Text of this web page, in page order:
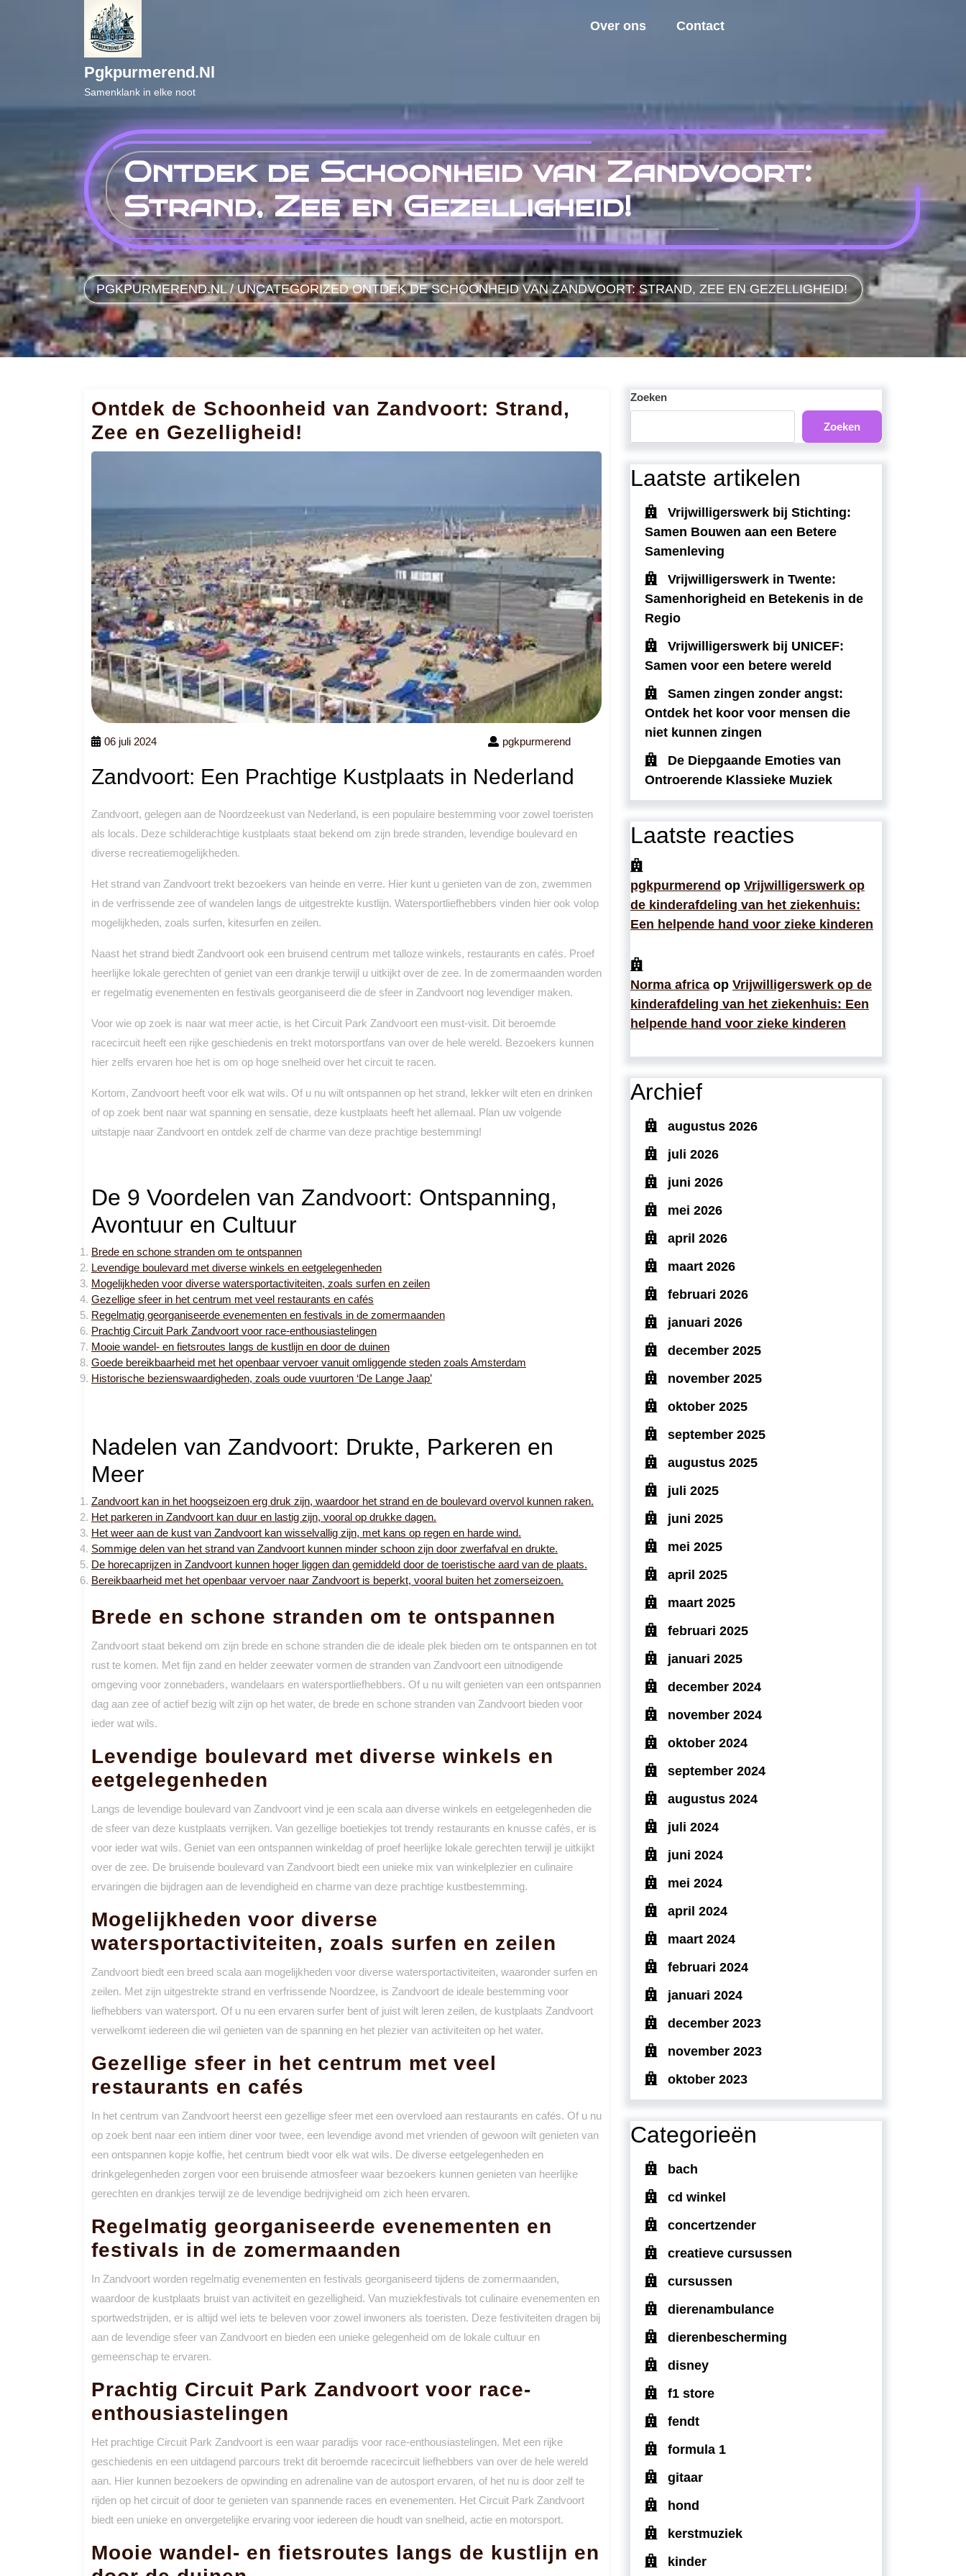
Pgkpurmerend.nl
Samenklank in elke noot
Over ons Contact
Ontdek de Schoonheid van Zandvoort:
Strand, Zee en Gezelligheid!
PGKPURMEREND.NL /UNCATEGORIZEDONTDEK DE SCHOONHEID VAN ZANDVOORT: STRAND, ZEE EN GEZELLIGHEID!
Ontdek de Schoonheid van Zandvoort: Strand,
Zee en Gezelligheid!
06 juli 2024 pgkpurmerend
Zandvoort: Een Prachtige Kustplaats in Nederland
Zandvoort, gelegen aan de Noordzeekust van Nederland, is een populaire bestemming voor zowel toeristen
als locals. Deze schilderachtige kustplaats staat bekend om zijn brede stranden, levendige boulevard en
diverse recreatiemogelijkheden.
Het strand van Zandvoort trekt bezoekers van heinde en verre. Hier kunt u genieten van de zon, zwemmen
in de verfrissende zee of wandelen langs de uitgestrekte kustlijn. Watersportliefhebbers vinden hier ook volop
mogelijkheden, zoals surfen, kitesurfen en zeilen.
Naast het strand biedt Zandvoort ook een bruisend centrum met talloze winkels, restaurants en cafés. Proef
heerlijke lokale gerechten of geniet van een drankje terwijl u uitkijkt over de zee. In de zomermaanden worden
er regelmatig evenementen en festivals georganiseerd die de sfeer in Zandvoort nog levendiger maken.
Voor wie op zoek is naar wat meer actie, is het Circuit Park Zandvoort een must-visit. Dit beroemde
racecircuit heeft een rijke geschiedenis en trekt motorsportfans van over de hele wereld. Bezoekers kunnen
hier zelfs ervaren hoe het is om op hoge snelheid over het circuit te racen.
Kortom, Zandvoort heeft voor elk wat wils. Of u nu wilt ontspannen op het strand, lekker wilt eten en drinken
of op zoek bent naar wat spanning en sensatie, deze kustplaats heeft het allemaal. Plan uw volgende
uitstapje naar Zandvoort en ontdek zelf de charme van deze prachtige bestemming!
De 9 Voordelen van Zandvoort: Ontspanning,
Avontuur en Cultuur
Brede en schone stranden om te ontspannen
Levendige boulevard met diverse winkels en eetgelegenheden
Mogelijkheden voor diverse watersportactiviteiten, zoals surfen en zeilen
Gezellige sfeer in het centrum met veel restaurants en cafés
Regelmatig georganiseerde evenementen en festivals in de zomermaanden
Prachtig Circuit Park Zandvoort voor race-enthousiastelingen
Mooie wandel- en fietsroutes langs de kustlijn en door de duinen
Goede bereikbaarheid met het openbaar vervoer vanuit omliggende steden zoals Amsterdam
Historische bezienswaardigheden, zoals oude vuurtoren ‘De Lange Jaap’
Nadelen van Zandvoort: Drukte, Parkeren en
Meer
Zandvoort kan in het hoogseizoen erg druk zijn, waardoor het strand en de boulevard overvol kunnen raken.
Het parkeren in Zandvoort kan duur en lastig zijn, vooral op drukke dagen.
Het weer aan de kust van Zandvoort kan wisselvallig zijn, met kans op regen en harde wind.
Sommige delen van het strand van Zandvoort kunnen minder schoon zijn door zwerfafval en drukte.
De horecaprijzen in Zandvoort kunnen hoger liggen dan gemiddeld door de toeristische aard van de plaats.
Bereikbaarheid met het openbaar vervoer naar Zandvoort is beperkt, vooral buiten het zomerseizoen.
Brede en schone stranden om te ontspannen
Zandvoort staat bekend om zijn brede en schone stranden die de ideale plek bieden om te ontspannen en tot
rust te komen. Met fijn zand en helder zeewater vormen de stranden van Zandvoort een uitnodigende
omgeving voor zonnebaders, wandelaars en watersportliefhebbers. Of u nu wilt genieten van een ontspannen
dag aan zee of actief bezig wilt zijn op het water, de brede en schone stranden van Zandvoort bieden voor
ieder wat wils.
Levendige boulevard met diverse winkels en
eetgelegenheden
Langs de levendige boulevard van Zandvoort vind je een scala aan diverse winkels en eetgelegenheden die
de sfeer van deze kustplaats verrijken. Van gezellige boetiekjes tot trendy restaurants en knusse cafés, er is
voor ieder wat wils. Geniet van een ontspannen winkeldag of proef heerlijke lokale gerechten terwijl je uitkijkt
over de zee. De bruisende boulevard van Zandvoort biedt een unieke mix van winkelplezier en culinaire
ervaringen die bijdragen aan de levendigheid en charme van deze prachtige kustbestemming.
Mogelijkheden voor diverse
watersportactiviteiten, zoals surfen en zeilen
Zandvoort biedt een breed scala aan mogelijkheden voor diverse watersportactiviteiten, waaronder surfen en
zeilen. Met zijn uitgestrekte strand en verfrissende Noordzee, is Zandvoort de ideale bestemming voor
liefhebbers van watersport. Of u nu een ervaren surfer bent of juist wilt leren zeilen, de kustplaats Zandvoort
verwelkomt iedereen die wil genieten van de spanning en het plezier van activiteiten op het water.
Gezellige sfeer in het centrum met veel
restaurants en cafés
In het centrum van Zandvoort heerst een gezellige sfeer met een overvloed aan restaurants en cafés. Of u nu
op zoek bent naar een intiem diner voor twee, een levendige avond met vrienden of gewoon wilt genieten van
een ontspannen kopje koffie, het centrum biedt voor elk wat wils. De diverse eetgelegenheden en
drinkgelegenheden zorgen voor een bruisende atmosfeer waar bezoekers kunnen genieten van heerlijke
gerechten en drankjes terwijl ze de levendige bedrijvigheid om zich heen ervaren.
Regelmatig georganiseerde evenementen en
festivals in de zomermaanden
In Zandvoort worden regelmatig evenementen en festivals georganiseerd tijdens de zomermaanden,
waardoor de kustplaats bruist van activiteit en gezelligheid. Van muziekfestivals tot culinaire evenementen en
sportwedstrijden, er is altijd wel iets te beleven voor zowel inwoners als toeristen. Deze festiviteiten dragen bij
aan de levendige sfeer van Zandvoort en bieden een unieke gelegenheid om de lokale cultuur en
gemeenschap te ervaren.
Prachtig Circuit Park Zandvoort voor race-
enthousiastelingen
Het prachtige Circuit Park Zandvoort is een waar paradijs voor race-enthousiastelingen. Met een rijke
geschiedenis en een uitdagend parcours trekt dit beroemde racecircuit liefhebbers van over de hele wereld
aan. Hier kunnen bezoekers de opwinding en adrenaline van de autosport ervaren, of het nu is door zelf te
rijden op het circuit of door te genieten van spannende races en evenementen. Het Circuit Park Zandvoort
biedt een unieke en onvergetelijke ervaring voor iedereen die houdt van snelheid, actie en motorsport.
Mooie wandel- en fietsroutes langs de kustlijn en
Zoeken
Zoeken
Laatste artikelen
Vrijwilligerswerk bij Stichting:
Samen Bouwen aan een Betere
Samenleving
Vrijwilligerswerk in Twente:
Samenhorigheid en Betekenis in de
Regio
Vrijwilligerswerk bij UNICEF:
Samen voor een betere wereld
Samen zingen zonder angst:
Ontdek het koor voor mensen die
niet kunnen zingen
De Diepgaande Emoties van
Ontroerende Klassieke Muziek
Laatste reacties
pgkpurmerend op Vrijwilligerswerk op
de kinderafdeling van het ziekenhuis:
Een helpende hand voor zieke kinderen
Norma africa op Vrijwilligerswerk op de
kinderafdeling van het ziekenhuis: Een
helpende hand voor zieke kinderen
Archief
augustus 2026
juli 2026
juni 2026
mei 2026
april 2026
maart 2026
februari 2026
januari 2026
december 2025
november 2025
oktober 2025
september 2025
augustus 2025
juli 2025
juni 2025
mei 2025
april 2025
maart 2025
februari 2025
januari 2025
december 2024
november 2024
oktober 2024
september 2024
augustus 2024
juli 2024
juni 2024
mei 2024
april 2024
maart 2024
februari 2024
januari 2024
december 2023
november 2023
oktober 2023
Categorieën
bach
cd winkel
concertzender
creatieve cursussen
cursussen
dierenambulance
dierenbescherming
disney
f1 store
fendt
formula 1
gitaar
hond
kerstmuziek
kinder